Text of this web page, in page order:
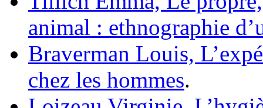
animal : ethnographie
Braverman Louis,
chez les hommes.